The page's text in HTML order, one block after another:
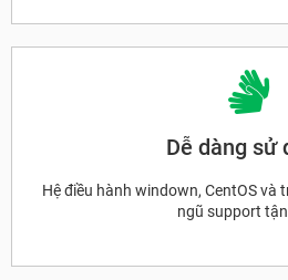
Dễ dàng sử
Hệ điều hành windown, CentOS và
ngũ support